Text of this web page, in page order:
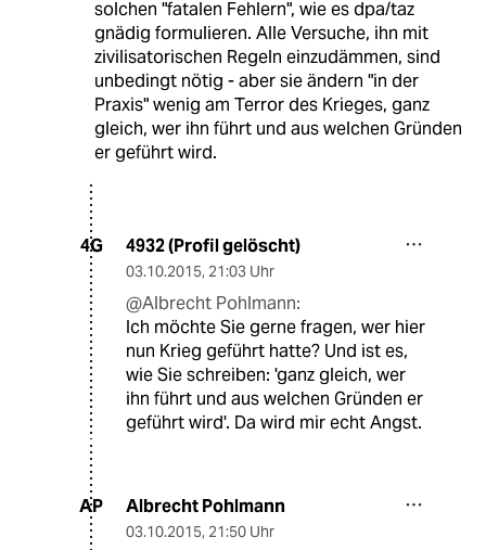
solchen "fatalen Fehlern", wie es dpa/taz
gnädig formulieren. Alle Versuche, ihn mit
zivilisatorischen Regeln einzudämmen, sind
unbedingt nötig - aber sie ändern "in der
Praxis" wenig am Terror des Krieges, ganz
gleich, wer ihn führt und aus welchen Gründen
er geführt wird.
4G 4932 (Profil gelöscht)
03.10.2015, 21:03 Uhr
@Albrecht Pohlmann:
Ich möchte Sie gerne fragen, wer hier
nun Krieg geführt hatte? Und ist es,
wie Sie schreiben: 'ganz gleich, wer
ihn führt und aus welchen Gründen er
geführt wird'. Da wird mir echt Angst.
AP Albrecht Pohlmann
03.10.2015, 21:50 Uhr